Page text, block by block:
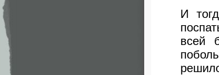
И
всей